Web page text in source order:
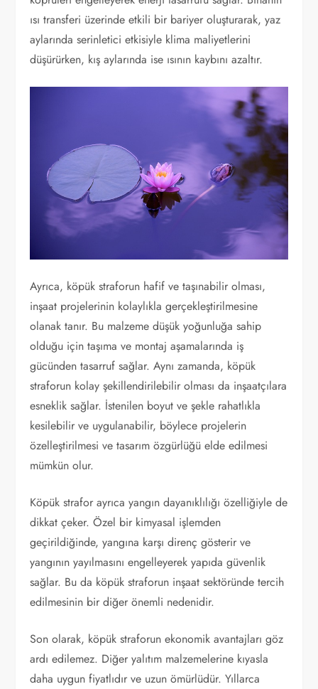
ısı transferi üzerinde etkili bir bariyer oluşturarak, yaz
aylarında serinletici etkisiyle klima maliyetlerini
düşürürken, kış aylarında ise ısının kaybını azaltır.
Ayrıca, köpük straforun hafif ve taşınabilir olması,
inşaat projelerinin kolaylıkla gerçekleştirilmesine
olanak tanır. Bu malzeme düşük yoğunluğa sahip
olduğu için taşıma ve montaj aşamalarında iş
gücünden tasarruf sağlar. Aynı zamanda, köpük
straforun kolay şekillendirilebilir olması da inşaatçılara
esneklik sağlar. İstenilen boyut ve şekle rahatlıkla
kesilebilir ve uygulanabilir, böylece projelerin
özelleştirilmesi ve tasarım özgürlüğü elde edilmesi
mümkün olur.
Köpük strafor ayrıca yangın dayanıklılığı özelliğiyle de
dikkat çeker. Özel bir kimyasal işlemden
geçirildiğinde, yangına karşı direnç gösterir ve
yangının yayılmasını engelleyerek yapıda güvenlik
sağlar. Bu da köpük straforun inşaat sektöründe tercih
edilmesinin bir diğer önemli nedenidir.
Son olarak, köpük straforun ekonomik avantajları göz
ardı edilemez. Diğer yalıtım malzemelerine kıyasla
daha uygun fiyatlıdır ve uzun ömürlüdür. Yıllarca